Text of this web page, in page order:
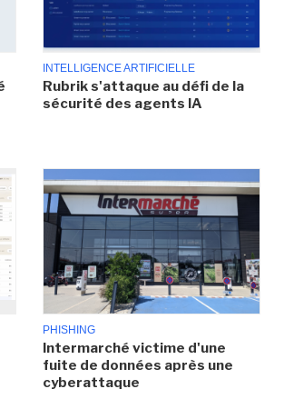
INTELLIGENCE ARTIFICIELLE
Rubrik s'attaque au défi de la
sécurité des agents IA
PHISHING
Intermarché victime d'une
fuite de données après une
cyberattaque